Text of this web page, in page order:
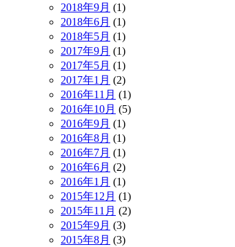
2018年9月 (1)
2018年6月 (1)
2018年5月 (1)
2017年9月 (1)
2017年5月 (1)
2017年1月 (2)
2016年11月 (1)
2016年10月 (5)
2016年9月 (1)
2016年8月 (1)
2016年7月 (1)
2016年6月 (2)
2016年1月 (1)
2015年12月 (1)
2015年11月 (2)
2015年9月 (3)
2015年8月 (3)